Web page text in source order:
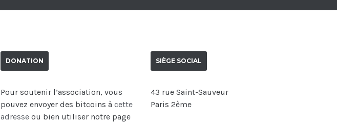
DONATION
Pour soutenir l’association, vous
pouvez envoyer des bitcoins à cette
adresse ou bien utiliser notre page
SIÈGE SOCIAL
43 rue Saint-Sauveur
Paris 2ème